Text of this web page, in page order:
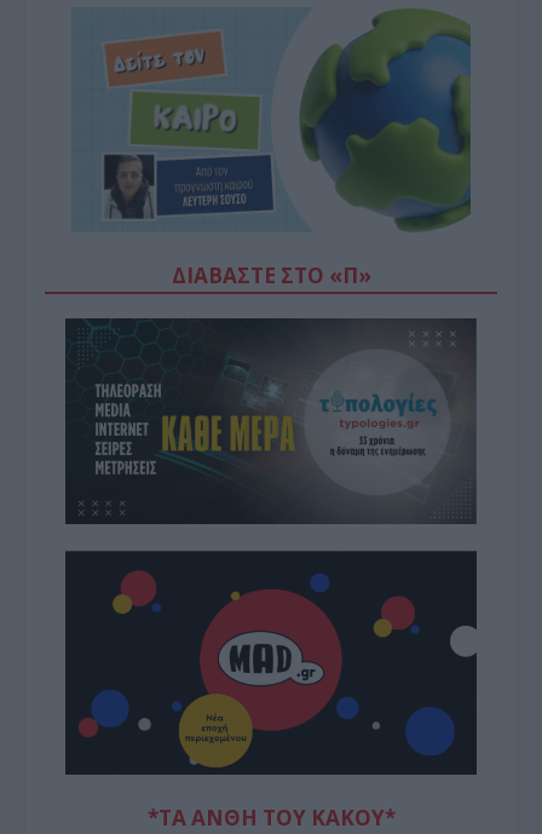
ΔΙΑΒΆΣΤΕ ΣΤΟ «Π»
*ΤΑ ΆΝΘΗ ΤΟΥ ΚΑΚΟΎ*